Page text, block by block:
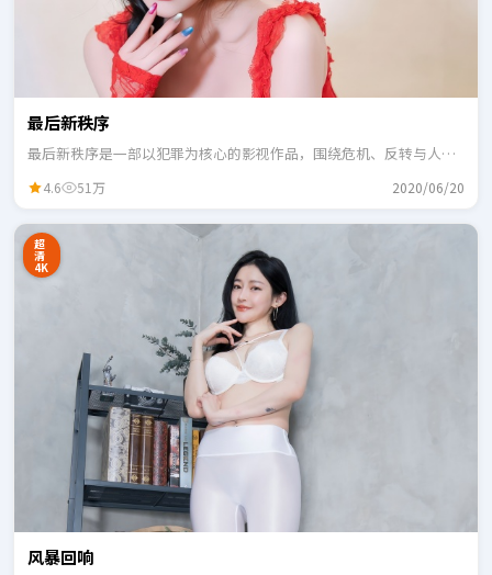
最后新秩序
最后新秩序是一部以犯罪为核心的影视作品，围绕危机、反转与人物
4.6 51万 2020/06/20
超
清
4K
风暴回响